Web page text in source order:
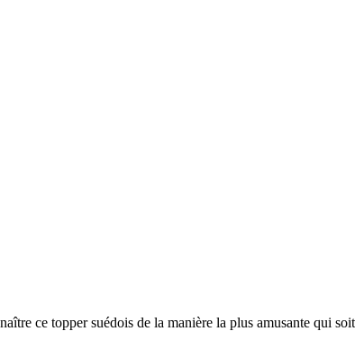
ce topper suédois de la manière la plus amusante qui